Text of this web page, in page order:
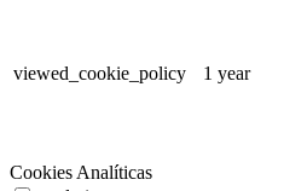
viewed_cookie_policy 1 year
Cookies Analíticas